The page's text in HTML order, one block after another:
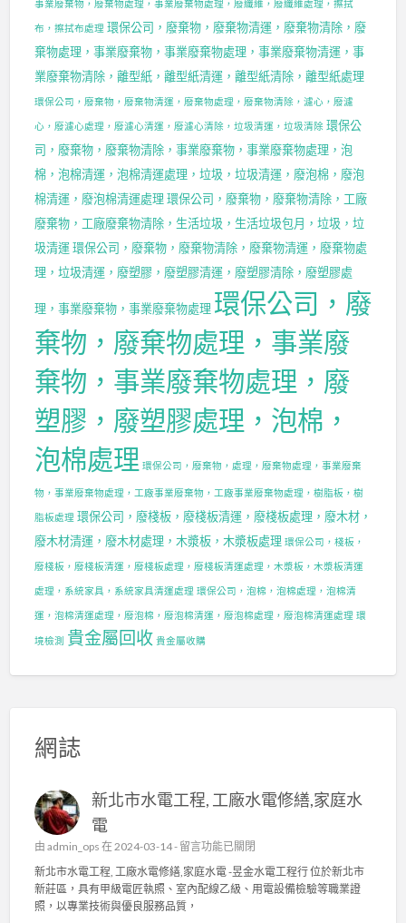
事業廢棄物，廢棄物處理，事業廢棄物處理，廢纖維，廢纖維處理，擦拭
布，擦拭布處理 環保公司，廢棄物，廢棄物清運，廢棄物清除，廢
棄物處理，事業廢棄物，事業廢棄物處理，事業廢棄物清運，事
業廢棄物清除，離型紙，離型紙清運，離型紙清除，離型紙處理
環保公司，廢棄物，廢棄物清運，廢棄物處理，廢棄物清除，濾心，廢濾
心，廢濾心處理，廢濾心清運，廢濾心清除，垃圾清運，垃圾清除 環保公
司，廢棄物，廢棄物清除，事業廢棄物，事業廢棄物處理，泡
棉，泡棉清運，泡棉清運處理，垃圾，垃圾清運，廢泡棉，廢泡
棉清運，廢泡棉清運處理 環保公司，廢棄物，廢棄物清除，工廠
廢棄物，工廠廢棄物清除，生活垃圾，生活垃圾包月，垃圾，垃
圾清運 環保公司，廢棄物，廢棄物清除，廢棄物清運，廢棄物處
理，垃圾清運，廢塑膠，廢塑膠清運，廢塑膠清除，廢塑膠處
理，事業廢棄物，事業廢棄物處理 環保公司，廢
棄物，廢棄物處理，事業廢
棄物，事業廢棄物處理，廢
塑膠，廢塑膠處理，泡棉，
泡棉處理 環保公司，廢棄物，處理，廢棄物處理，事業廢棄
物，事業廢棄物處理，工廠事業廢棄物，工廠事業廢棄物處理，樹脂板，樹
脂板處理 環保公司，廢棧板，廢棧板清運，廢棧板處理，廢木材，
廢木材清運，廢木材處理，木漿板，木漿板處理 環保公司，棧板，
廢棧板，廢棧板清運，廢棧板處理，廢棧板清運處理，木漿板，木漿板清運
處理，系統家具，系統家具清運處理 環保公司，泡棉，泡棉處理，泡棉清
運，泡棉清運處理，廢泡棉，廢泡棉清運，廢泡棉處理，廢泡棉清運處理 環
境檢測 貴金屬回收 貴金屬收購
網誌
新北市水電工程, 工廠水電修繕,家庭水
電
由 admin_ops 在 2024-03-14 - 在
〈
新
北
市
留言功能已關閉
新北市水電工程, 工廠水電修繕,家庭水電 -昱金水電工程行 位於新北市
新莊區，具有甲級電匠執照、室內配線乙級、用電設備檢驗等職業證
照，以專業技術與優良服務品質，